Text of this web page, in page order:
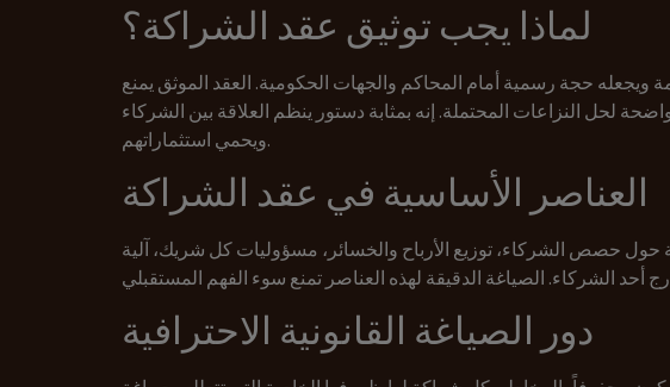
لماذا يجب توثيق عقد الشراكة؟
ويجعله حجة رسمية أمام المحاكم والجهات الحكومية. العقد الموثق يمنع
لحل النزاعات المحتملة. إنه بمثابة دستور ينظم العلاقة بين الشركاء
ويحمي استثماراتهم.
العناصر الأساسية في عقد الشراكة
حصص الشركاء، توزيع الأرباح والخسائر، مسؤوليات كل شريك، آلية
دور الصياغة القانونية الاحترافية